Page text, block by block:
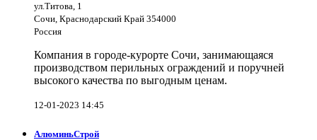
ул.Титова, 1
Сочи, Краснодарский Край 354000
Россия
Компания в городе-курорте Сочи, занимающаяся
производством перильных ограждений и поручней
высокого качества по выгодным ценам.
12-01-2023 14:45
АлюминьСтрой